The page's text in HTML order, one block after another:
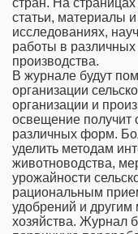
стран. На
статьи, материалы
исследованиях,
работы в различных
производства.
В журнале будут
организации
организации и
освещение получит
различных форм.
уделить методам
животноводства,
урожайности
рациональным
удобрений и другим
хозяйства. Журнал